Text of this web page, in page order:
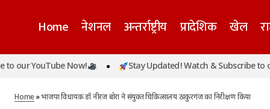
Home नेशनल अन्तर्राष्ट्रीय प्रादेशिक खेल
कोविड-19 के बी1.617.2 वैरिएंट पर ऑक्सफोर्ड-
Now! Stay Updated! Watch & Subscribe to our
Home»भाजपा विधायक डॉ नीरज बोरा ने संयुक्त चिकित्सालय ठाकुरगंज का निरीक्षण किया